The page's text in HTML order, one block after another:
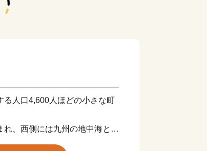
る人口4,600人ほどの小さな町
、西側には九州の地中海と呼
がっています。